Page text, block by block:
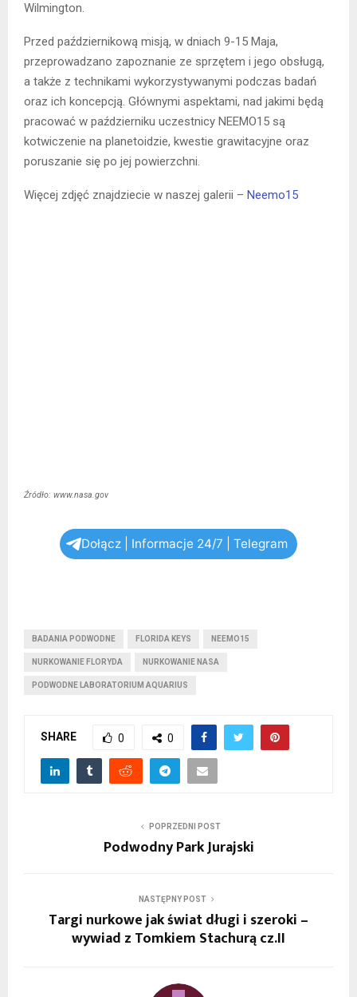
Wilmington.
Przed październikową misją, w dniach 9-15 Maja,
przeprowadzano zapoznanie ze sprzętem i jego obsługą,
a także z technikami wykorzystywanymi podczas badań
oraz ich koncepcją. Głównymi aspektami, nad jakimi będą
pracować w październiku uczestnicy NEEMO15 są
kotwiczenie na planetoidzie, kwestie grawitacyjne oraz
poruszanie się po jej powierzchni.
Więcej zdjęć znajdziecie w naszej galerii – Neemo15
Źródło: www.nasa.gov
Dołącz | Informacje 24/7 | Telegram
BADANIA PODWODNE FLORIDA KEYS NEEMO15
NURKOWANIE FLORYDA NURKOWANIE NASA
PODWODNE LABORATORIUM AQUARIUS
SHARE 0 0
POPRZEDNI POST
Podwodny Park Jurajski
NASTĘPNY POST
Targi nurkowe jak świat długi i szeroki –
wywiad z Tomkiem Stachurą cz.II